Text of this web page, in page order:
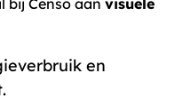
bij Censo aanvisuele
en